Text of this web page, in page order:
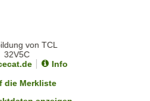
Info
die Merkliste